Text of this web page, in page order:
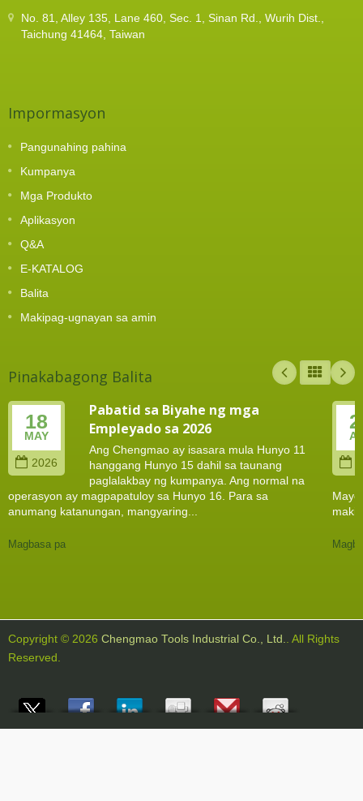
No. 81, Alley 135, Lane 460, Sec. 1, Sinan Rd., Wurih Dist.,
Taichung 41464, Taiwan
Impormasyon
Pangunahing pahina
Kumpanya
Mga Produkto
Aplikasyon
Q&A
E-KATALOG
Balita
Makipag-ugnayan sa amin
Pinakabagong Balita
18
MAY
2026
Pabatid sa Biyahe ng mga
Empleyado sa 2026
Ang Chengmao ay isasara mula Hunyo 11
hanggang Hunyo 15 dahil sa taunang
paglalakbay ng kumpanya. Ang normal na
operasyon ay magpapatuloy sa Hunyo 16. Para sa
anumang katanungan, mangyaring...
Magbasa pa
Copyright © 2026 Chengmao Tools Industrial Co., Ltd.. All Rights
Reserved.